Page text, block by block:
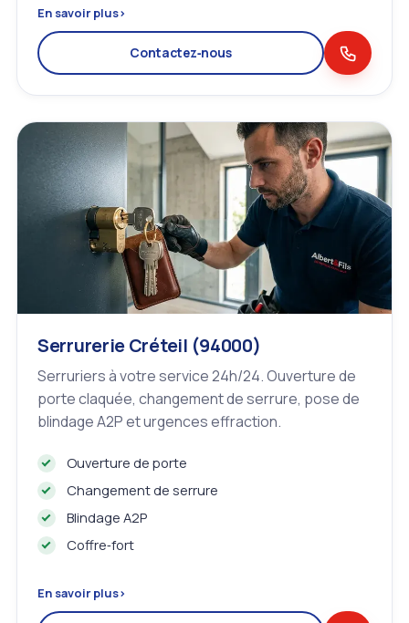
En savoir plus›
Contactez‑nous
Serrurerie Créteil (94000)
Serruriers à votre service 24h/24. Ouverture de
porte claquée, changement de serrure, pose de
blindage A2P et urgences effraction.
Ouverture de porte
Changement de serrure
Blindage A2P
Coffre‑fort
En savoir plus›